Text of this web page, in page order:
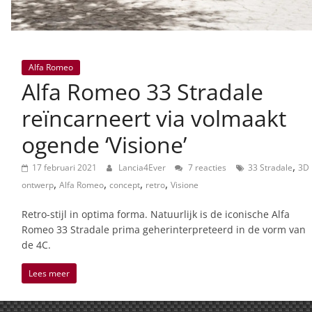
Alfa Romeo
Alfa Romeo 33 Stradale
reïncarneert via volmaakt
ogende ‘Visione’
17 februari 2021 Lancia4Ever 7 reacties 33 Stradale, 3D
ontwerp, Alfa Romeo, concept, retro, Visione
Retro-stijl in optima forma. Natuurlijk is de iconische Alfa
Romeo 33 Stradale prima geherinterpreteerd in de vorm van
de 4C.
Lees meer